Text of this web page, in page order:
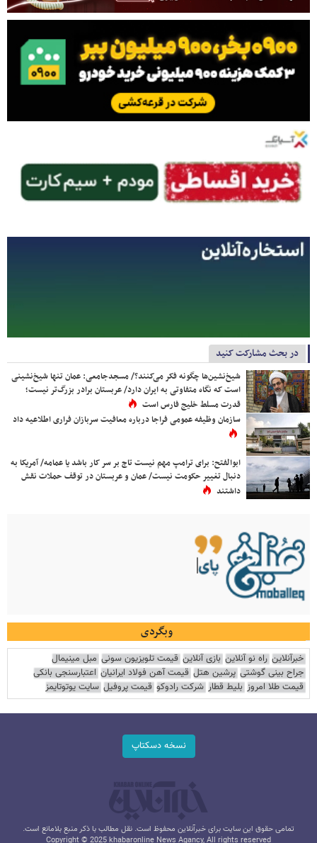
در بحث مشارکت کنید
شیخ‌نشین‌ها چگونه فکر می‌کنند؟/ مسجدجامعی: عمان تنها شیخ‌نشینی
است که نگاه متفاوتی به ایران دارد/ عربستان برادر بزرگ‌تر نیست؛
قدرت مسلط خلیج فارس است
سازمان وظیفه عمومی فراجا درباره معافیت سربازان فراری اطلاعیه داد
ابوالفتح: برای ترامپ مهم نیست تاج بر سر کار باشد یا عمامه/ آمریکا به
دنبال تغییر حکومت نیست/ عمان و عربستان در توقف حملات نقش
داشتند
وبگردی
خبرآنلاین راه نو آنلاین بازی آنلاین قیمت تلویزیون سونی مبل مینیمال
جراح بینی گوشتی پرشین هتل قیمت آهن فولاد ایرانیان اعتبارسنجی بانکی
قیمت طلا امروز بلیط قطار شرکت رادوکو قیمت پروفیل سایت یوتوتایمز
نسخه دسکتاپ
تمامی حقوق این سایت برای خبرآنلاین محفوظ است. نقل مطالب با ذکر منبع بلامانع است.
Copyright © 2025 khabaronline News Agancy, All rights reserved